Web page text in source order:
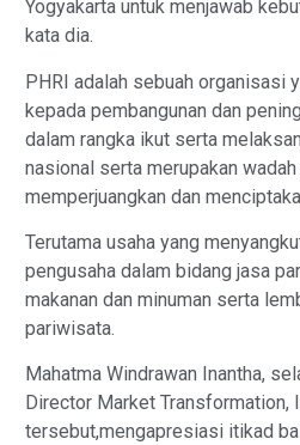
Yogyakarta untuk menjawab
kata dia.
PHRI adalah sebuah organisasi
kepada pembangunan dan
dalam rangka ikut serta
nasional serta merupakan
memperjuangkan dan
Terutama usaha yang
pengusaha dalam bidang jasa
makanan dan minuman serta
pariwisata.
Mahatma Windrawan Inantha,
Director Market Transformation,
tersebut,mengapresiasi itikad